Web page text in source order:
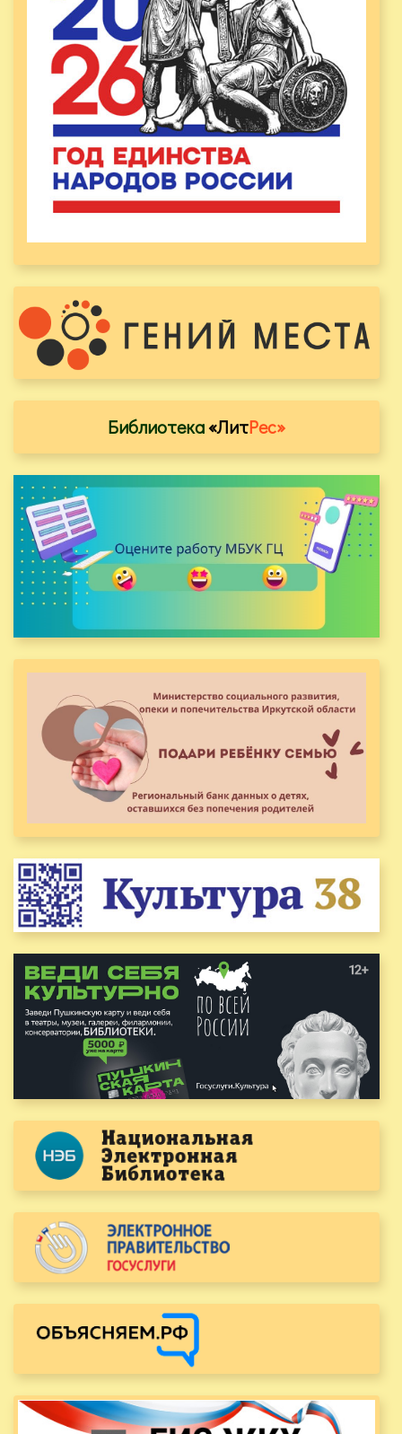
Библиотека«ЛитРес»